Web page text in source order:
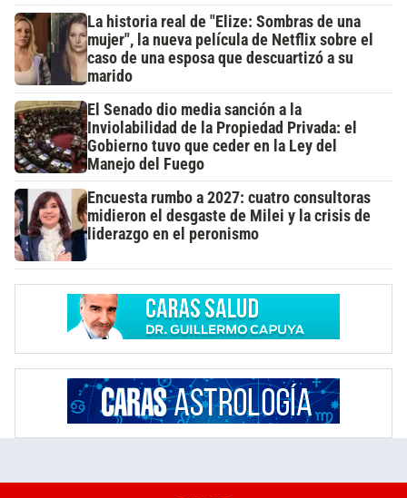
La historia real de "Elize: Sombras de una
mujer", la nueva película de Netflix sobre el
caso de una esposa que descuartizó a su
marido
El Senado dio media sanción a la
Inviolabilidad de la Propiedad Privada: el
Gobierno tuvo que ceder en la Ley del
Manejo del Fuego
Encuesta rumbo a 2027: cuatro consultoras
midieron el desgaste de Milei y la crisis de
liderazgo en el peronismo